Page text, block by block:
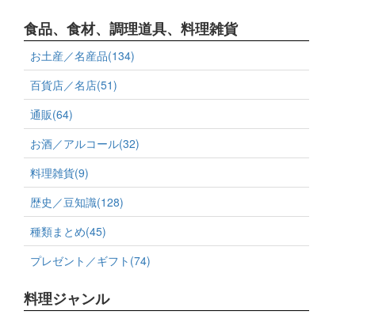
食品、食材、調理道具、料理雑貨
お土産／名産品(134)
百貨店／名店(51)
通販(64)
お酒／アルコール(32)
料理雑貨(9)
歴史／豆知識(128)
種類まとめ(45)
プレゼント／ギフト(74)
料理ジャンル